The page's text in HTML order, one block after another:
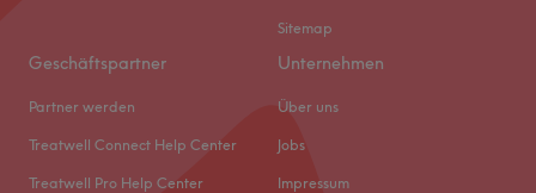
Sitemap
Geschäftspartner
Partner werden
Treatwell Connect Help Center
Treatwell Pro Help Center
Unternehmen
Über uns
Jobs
Impressum